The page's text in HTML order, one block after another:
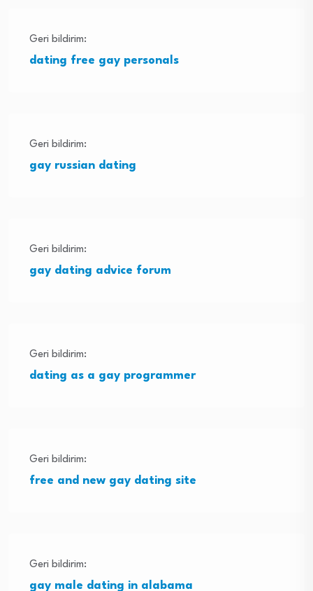
Geri bildirim:
dating free gay personals
Geri bildirim:
gay russian dating
Geri bildirim:
gay dating advice forum
Geri bildirim:
dating as a gay programmer
Geri bildirim:
free and new gay dating site
Geri bildirim:
gay male dating in alabama